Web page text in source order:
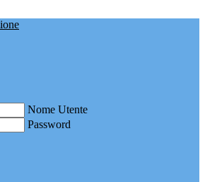
Nome Utente
Password